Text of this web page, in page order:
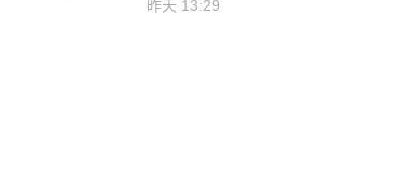
昨天 13:29